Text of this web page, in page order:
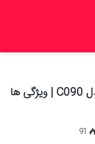
اسپری خوشبو کننده مردانه سورینت مدل C090 | ویژگی ها
91